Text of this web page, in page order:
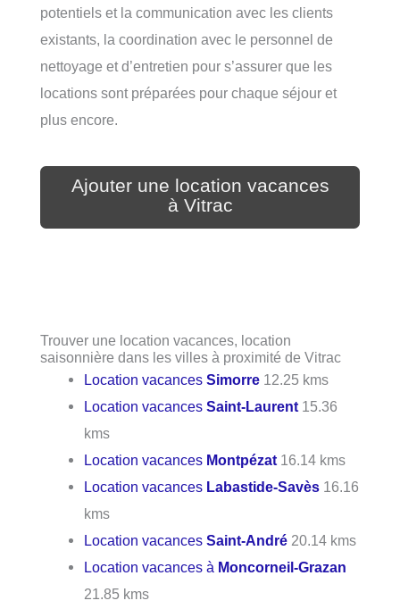
potentiels et la communication avec les clients
existants, la coordination avec le personnel de
nettoyage et d’entretien pour s’assurer que les
locations sont préparées pour chaque séjour et
plus encore.
Ajouter une location vacances
à Vitrac
Trouver une location vacances, location
saisonnière dans les villes à proximité de Vitrac
Location vacancesSimorre 12.25 kms
Location vacancesSaint-Laurent 15.36
kms
Location vacances Montpézat 16.14 kms
Location vacances Labastide-Savès 16.16
kms
Location vacancesSaint-André 20.14 kms
Location vacances à Moncorneil-Grazan
21.85 kms